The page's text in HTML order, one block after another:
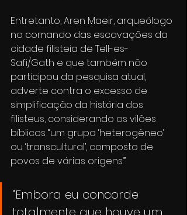
Entretanto, Aren Maeir, arqueólogo
no comando das escavações da
cidade filisteia de Tell-es-
Safi/Gath e que também não
participou da pesquisa atual,
adverte contra o excesso de
simplificação da história dos
filisteus, considerando os vilões
bíblicos “um grupo ‘heterogêneo’
ou ‘transcultural’, composto de
povos de várias origens.”
“Embora eu concorde